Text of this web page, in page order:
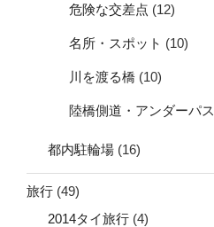
危険な交差点 (12)
名所・スポット (10)
川を渡る橋 (10)
陸橋側道・アンダーパス
都内駐輪場 (16)
旅行 (49)
2014タイ旅行 (4)